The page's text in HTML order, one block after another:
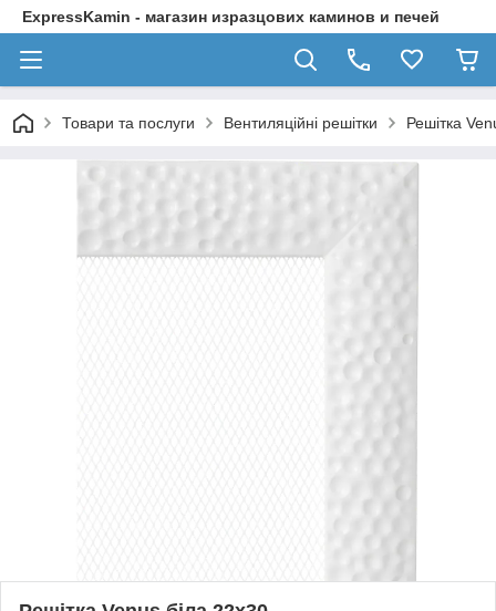
ExpressKamin - магазин изразцових каминов и печей
Товари та послуги Вентиляційні решітки Решітка